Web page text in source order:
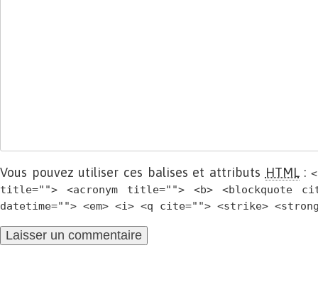
Vous pouvez utiliser ces balises et attributs HTML:
title=""> <acronym title=""> <b> <blockquote
datetime=""> <em> <i> <q cite=""> <strike>